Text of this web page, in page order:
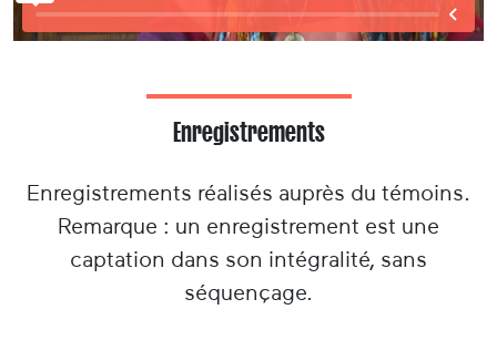
Enregistrements
Enregistrements réalisés auprès du témoins.
Remarque : un enregistrement est une
captation dans son intégralité, sans
séquençage.